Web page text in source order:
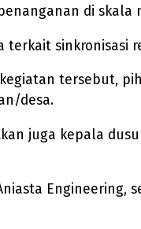
di
sinkronisasi
tersebut,
desa.
juga kepala